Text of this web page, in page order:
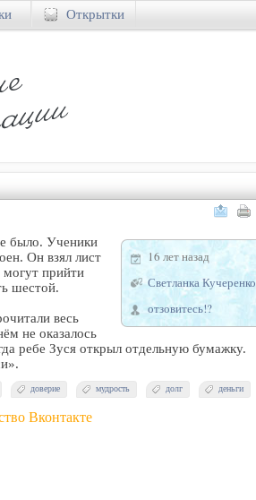
16 лет назад
Светланка Кучеренко
отзовитесь!?
было. Ученики
Он взял лист
могут прийти
шестой.
весь
не оказалось
ребе Зуся открыл отдельную бумажку.
деньги
долг
мудрость
доверие
Вконтакте
Открытки